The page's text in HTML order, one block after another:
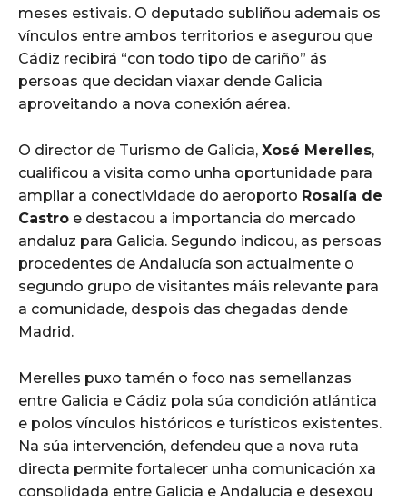
meses estivais. O deputado subliñou ademais os
vínculos entre ambos territorios e asegurou que
Cádiz recibirá “con todo tipo de cariño” ás
persoas que decidan viaxar dende Galicia
aproveitando a nova conexión aérea.
O director de Turismo de Galicia, Xosé Merelles,
cualificou a visita como unha oportunidade para
ampliar a conectividade do aeroporto Rosalía de
Castro e destacou a importancia do mercado
andaluz para Galicia. Segundo indicou, as persoas
procedentes de Andalucía son actualmente o
segundo grupo de visitantes máis relevante para
a comunidade, despois das chegadas dende
Madrid.
Merelles puxo tamén o foco nas semellanzas
entre Galicia e Cádiz pola súa condición atlántica
e polos vínculos históricos e turísticos existentes.
Na súa intervención, defendeu que a nova ruta
directa permite fortalecer unha comunicación xa
consolidada entre Galicia e Andalucía e desexou